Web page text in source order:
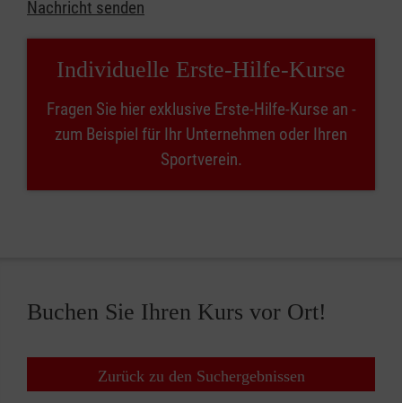
Nachricht senden
Individuelle Erste-Hilfe-Kurse
Fragen Sie hier exklusive Erste-Hilfe-Kurse an -
zum Beispiel für Ihr Unternehmen oder Ihren
Sportverein.
Buchen Sie Ihren Kurs vor Ort!
Zurück zu den Suchergebnissen